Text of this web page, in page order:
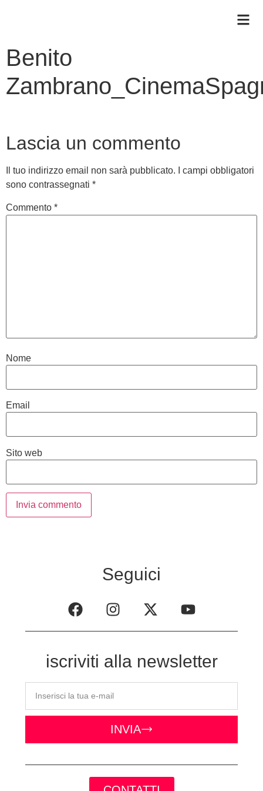
Benito
Lascia un commento
Il tuo indirizzo email non sarà pubblicato.
I campi obbligatori
sono contrassegnati *
Commento *
Nome
Email
Sito web
Seguici
iscriviti alla newsletter
INVIA